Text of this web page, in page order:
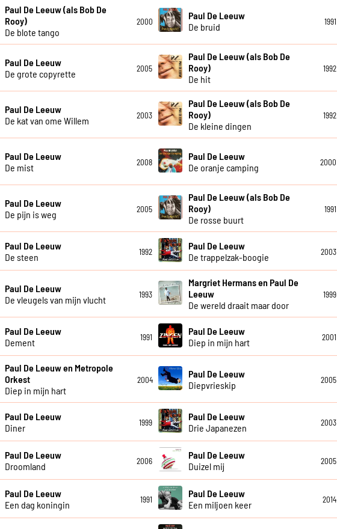
Paul De Leeuw (als Bob De
Rooy)
De blote tango
2000
Paul De Leeuw
De bruid
1991
Paul De Leeuw
De grote copyrette
2005
Paul De Leeuw (als Bob De
Rooy)
De hit
1992
Paul De Leeuw
De kat van ome Willem
2003
Paul De Leeuw (als Bob De
Rooy)
De kleine dingen
1992
Paul De Leeuw
De mist
2008
Paul De Leeuw
De oranje camping
2000
Paul De Leeuw
De pijn is weg
2005
Paul De Leeuw (als Bob De
Rooy)
De rosse buurt
1991
Paul De Leeuw
De steen
1992
Paul De Leeuw
De trappelzak-boogie
2003
Paul De Leeuw
De vleugels van mijn vlucht
1993
Margriet Hermans en Paul De
Leeuw
De wereld draait maar door
1999
Paul De Leeuw
Dement
1991
Paul De Leeuw
Diep in mijn hart
2001
Paul De Leeuw en Metropole
Orkest
Diep in mijn hart
2004
Paul De Leeuw
Diepvrieskip
2005
Paul De Leeuw
Diner
1999
Paul De Leeuw
Drie Japanezen
2003
Paul De Leeuw
Droomland
2006
Paul De Leeuw
Duizel mij
2005
Paul De Leeuw
Een dag koningin
1991
Paul De Leeuw
Een miljoen keer
2014